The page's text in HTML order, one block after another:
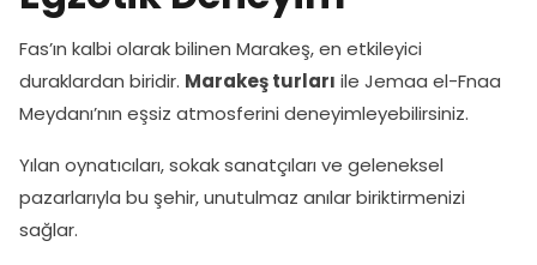
Fas’ın kalbi olarak bilinen Marakeş, en etkileyici
duraklardan biridir. Marakeş turları ile Jemaa el-Fnaa
Meydanı’nın eşsiz atmosferini deneyimleyebilirsiniz.
Yılan oynatıcıları, sokak sanatçıları ve geleneksel
pazarlarıyla bu şehir, unutulmaz anılar biriktirmenizi
sağlar.